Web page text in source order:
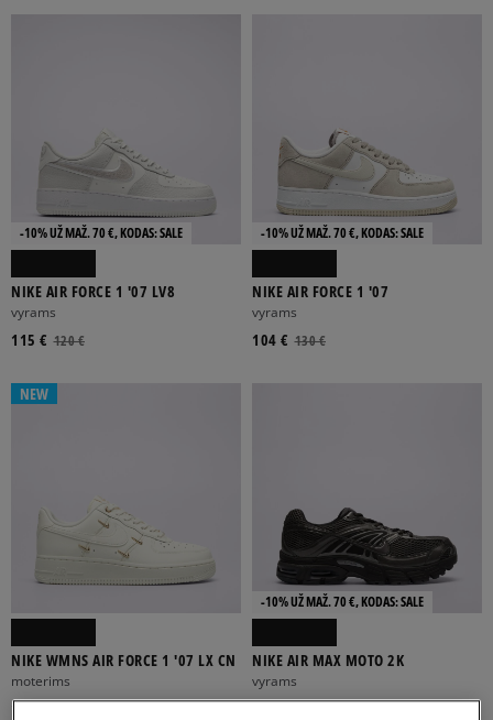
-10% UŽ MAŽ. 70 €, KODAS: SALE
NIKE AIR FORCE 1 '07 LV8
vyrams
120 €
115 €
-10% UŽ MAŽ. 70 €, KODAS: SALE
NIKE AIR FORCE 1 '07
vyrams
130 €
104 €
NEW
NIKE WMNS AIR FORCE 1 '07 LX CN
moterims
114 €
-10% UŽ MAŽ. 70 €, KODAS: SALE
NIKE AIR MAX MOTO 2K
vyrams
99 €